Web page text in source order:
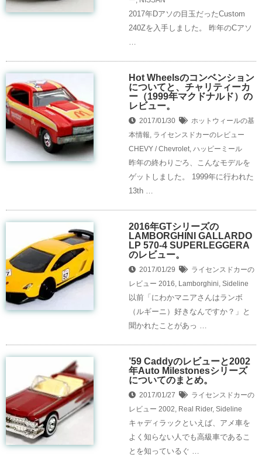
2017年Dアソの目玉だったCustom
240Zを入手しました。 昨年のCアソ
Hot Wheelsのコンベンション
についてと、チャリティーカ
ー（1999年マクドナルド）の
レビュー。
2017/01/30
ホットウィールの基
本情報, ライセンスドカーのレビュー
CHEVY / Chevrolet, ハッピーミール
昨年の終わりごろ、こんなモデルを
ゲットしました。 1999年に行われた
13th …
2016年GTシリーズの
LAMBORGHINI GALLARDO
LP 570-4 SUPERLEGGERA
のレビュー。
2017/01/29
ライセンスドカーの
レビュー 2016, Lamborghini, Sideline
以前「にわかマニアさんはランボ
（ルギーニ）好きなんですか？」と
聞かれたことがあっ …
’59 Caddyのレビューと2002
年Auto Milestonesシリーズ
についてのまとめ。
2017/01/27
ライセンスドカーの
レビュー 2002, Real Rider, Sideline
キャディラックといえば、アメ車を
よく知らない人でも高級車であるこ
とを知っているぐ …